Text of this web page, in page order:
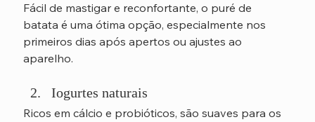
Fácil de mastigar e reconfortante, o puré de
batata é uma ótima opção, especialmente nos
primeiros dias após apertos ou ajustes ao
aparelho.
Iogurtes naturais
Ricos em cálcio e probióticos, são suaves para os